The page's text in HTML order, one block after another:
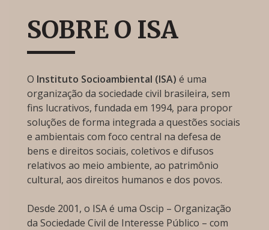
SOBRE O ISA
O Instituto Socioambiental (ISA) é uma
organização da sociedade civil brasileira, sem
fins lucrativos, fundada em 1994, para propor
soluções de forma integrada a questões sociais
e ambientais com foco central na defesa de
bens e direitos sociais, coletivos e difusos
relativos ao meio ambiente, ao patrimônio
cultural, aos direitos humanos e dos povos.
Desde 2001, o ISA é uma Oscip – Organização
da Sociedade Civil de Interesse Público – com